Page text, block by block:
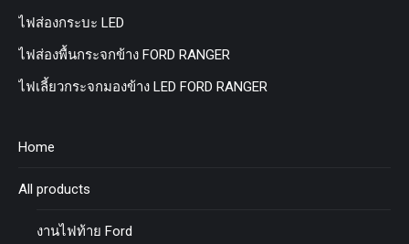
ไฟส่องกระบะ LED
ไฟส่องพื้นกระจกข้าง FORD RANGER
ไฟเลี้ยวกระจกมองข้าง LED FORD RANGER
Home
All products
งานไฟท้าย Ford